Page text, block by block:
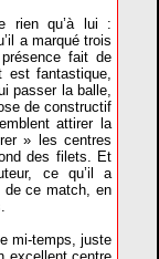
rien qu’à lui :
a marqué trois
fait de
est fantastique,
passer la balle,
de constructif
attirer la
» les centres
des filets. Et
ce qu’il a
de ce match, en
mi-temps, juste